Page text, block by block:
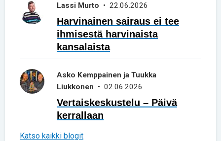
Lassi Murto • 22.06.2026
Harvinainen sairaus ei tee
ihmisestä harvinaista
kansalaista
Asko Kemppainen ja Tuukka
Liukkonen • 02.06.2026
Vertaiskeskustelu – Päivä
kerrallaan
Katso kaikki blogit